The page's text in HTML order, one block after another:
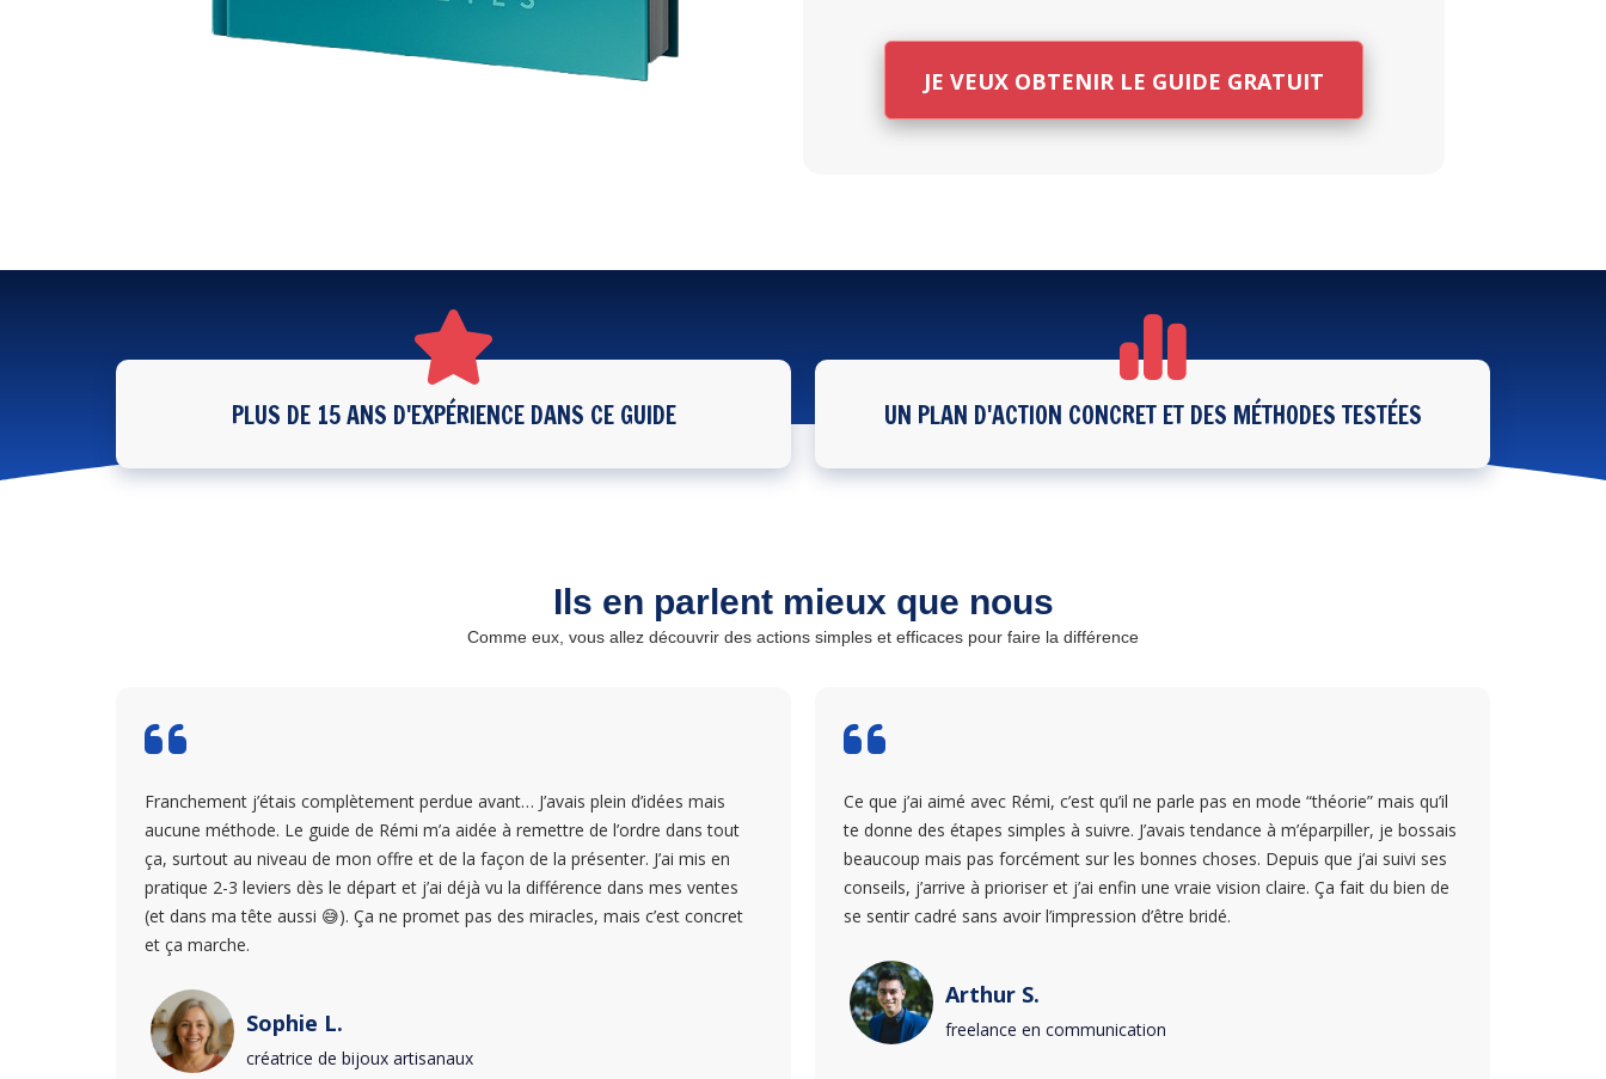
JE VEUX OBTENIR LE GUIDE GRATUIT
PLUS DE 15 ANS D'EXPÉRIENCE DANS CE GUIDE UN PLAN D'ACTION CONCRET ET DES MÉTHODES TESTÉES
Ils en parlent mieux que nous
Comme eux, vous allez découvrir des actions simples et efficaces pour faire la différence
Franchement j’étais complètement perdue avant… J’avais plein d’idées mais
aucune méthode. Le guide de Rémi m’a aidée à remettre de l’ordre dans tout
ça, surtout au niveau de mon offre et de la façon de la présenter. J’ai mis en
pratique 2-3 leviers dès le départ et j’ai déjà vu la différence dans mes ventes
(et dans ma tête aussi 😅). Ça ne promet pas des miracles, mais c’est concret
et ça marche.
Sophie L.
créatrice de bijoux artisanaux
Ce que j’ai aimé avec Rémi, c’est qu’il ne parle pas en mode “théorie” mais qu’il
te donne des étapes simples à suivre. J’avais tendance à m’éparpiller, je bossais
beaucoup mais pas forcément sur les bonnes choses. Depuis que j’ai suivi ses
conseils, j’arrive à prioriser et j’ai enfin une vraie vision claire. Ça fait du bien de
se sentir cadré sans avoir l’impression d’être bridé.
Arthur S.
freelance en communication